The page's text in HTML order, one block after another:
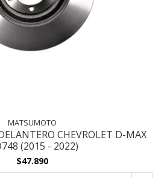
MATSUMOTO
CHEVROLET D-MAX
(2015 - 2022)
$47.890